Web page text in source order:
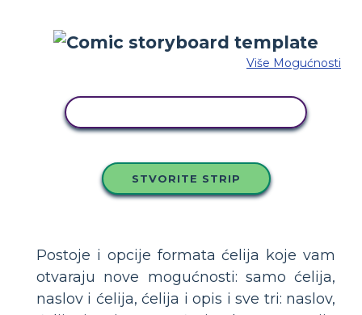
Više Mogućnosti
STVORITE STRIP
Postoje i opcije formata ćelija koje vam
otvaraju nove mogućnosti: samo ćelija,
naslov i ćelija, ćelija i opis i sve tri: naslov,